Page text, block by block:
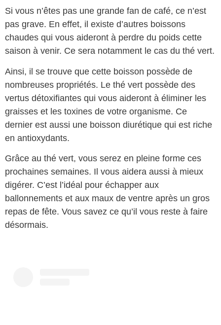
Si vous n’êtes pas une grande fan de café, ce n’est
pas grave. En effet, il existe d’autres boissons
chaudes qui vous aideront à perdre du poids cette
saison à venir. Ce sera notamment le cas du thé vert.
Ainsi, il se trouve que cette boisson possède de
nombreuses propriétés. Le thé vert possède des
vertus détoxifiantes qui vous aideront à éliminer les
graisses et les toxines de votre organisme. Ce
dernier est aussi une boisson diurétique qui est riche
en antioxydants.
Grâce au thé vert, vous serez en pleine forme ces
prochaines semaines. Il vous aidera aussi à mieux
digérer. C’est l’idéal pour échapper aux
ballonnements et aux maux de ventre après un gros
repas de fête. Vous savez ce qu’il vous reste à faire
désormais.